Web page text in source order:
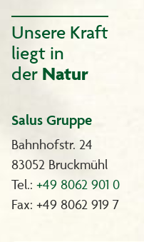
Unsere Kraft
liegt in
der Natur
Salus Gruppe
Bahnhofstr. 24
83052 Bruckmühl
Tel.: +49 8062 901 0
Fax: +49 8062 919 7